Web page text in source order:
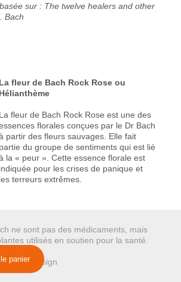
panier
sur : The twelve healers and other
Bach
La fleur de Bach Rock Rose ou
Hélianthème
La fleur de Bach Rock Rose est une des
florales conçues par le Dr Bach
partir des fleurs sauvages. Elle fait
partie du groupe de sentiments qui est lié
la « peur ». Cette essence florale est
indiquée pour les crises de panique et
les terreurs extrêmes.
ne sont pas des médicaments, mais
utilisés en soutien pour la santé.
- Webdesign